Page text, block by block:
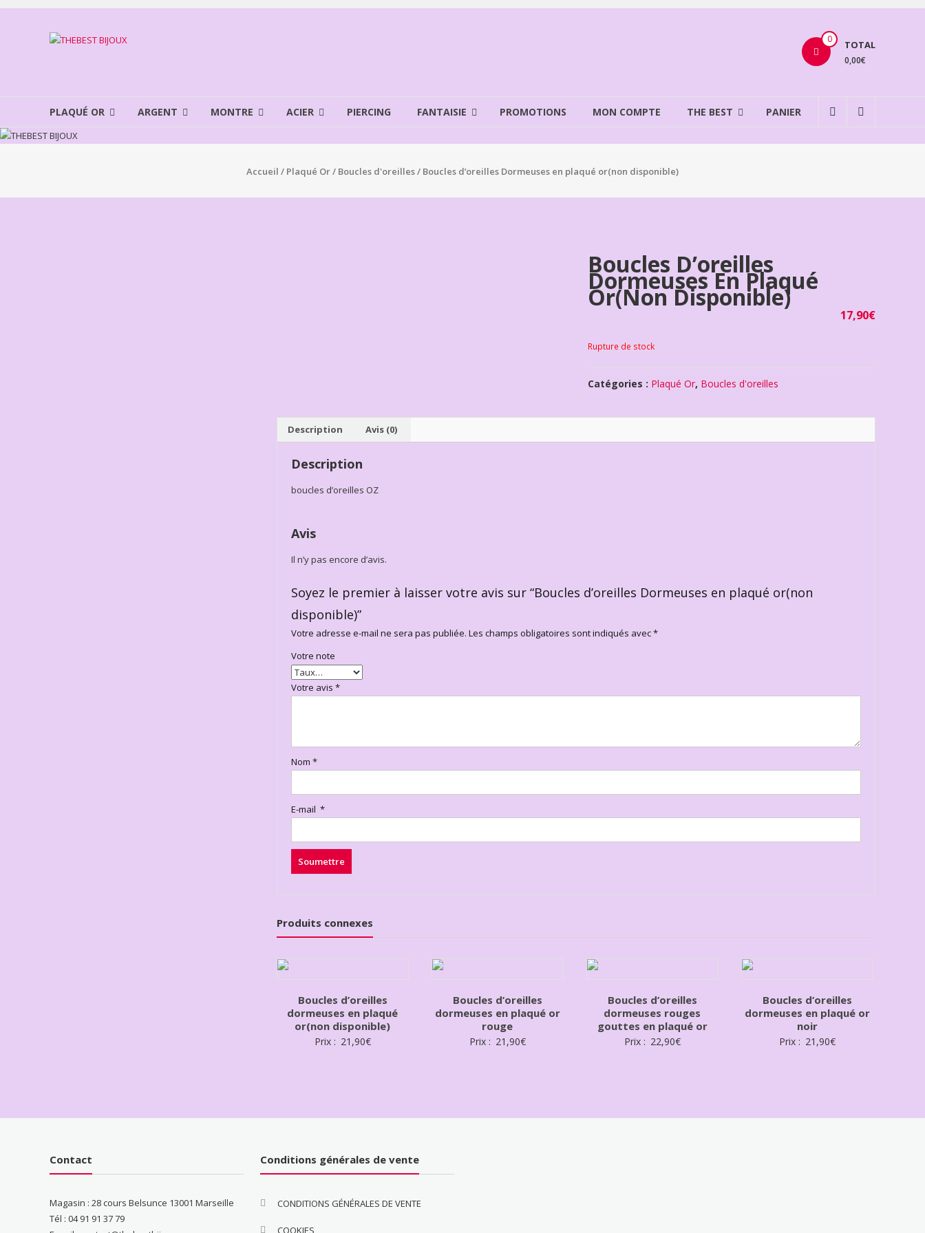
Aller
THEBEST
BIJOUX
0 TOTAL
0,00€
PLAQUÉ OR ARGENT MONTRE ACIER PIERCING FANTAISIE PROMOTIONS MON COMPTE THE BEST PANIER
Accueil / Plaqué Or/ Boucles d'oreilles/ Boucles d’oreilles Dormeuses en plaqué or(non disponible)
Boucles D’oreilles
Dormeuses En Plaqué
Or(non Disponible)
17,90€
Rupture de stock
Catégories : Plaqué Or, Boucles d'oreilles
Description Avis (0)
Description
boucles d’oreilles OZ
Avis
Il n’y pas encore d’avis.
Soyez le premier à laisser votre avis sur “Boucles d’oreilles Dormeuses en plaqué or(non
disponible)”
Votre adresse e-mail ne sera pas publiée. Les champs obligatoires sont indiqués avec*
Votre note
Votre avis *
Nom *
E-mail *
Produits connexes
Boucles d’oreilles
dormeuses en plaqué
or(non disponible)
Prix : 21,90€
Boucles d’oreilles
dormeuses en plaqué or
rouge
Prix : 21,90€
Boucles d’oreilles
dormeuses rouges
gouttes en plaqué or
Prix : 22,90€
Boucles d’oreilles
dormeuses en plaqué or
noir
Prix : 21,90€
Contact
Magasin : 28 cours Belsunce 13001 Marseille
Tél : 04 91 91 37 79
Conditions générales de vente
CONDITIONS GÉNÉRALES DE VENTE
COOKIES